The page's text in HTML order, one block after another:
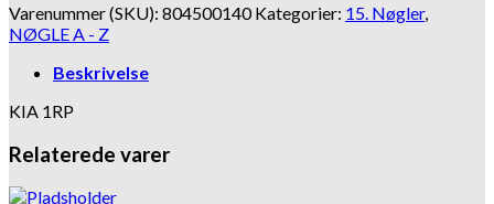
Varenummer (SKU): 804500140 Kategorier: 15. Nøgler,
NØGLE A - Z
Beskrivelse
KIA 1RP
Relaterede varer